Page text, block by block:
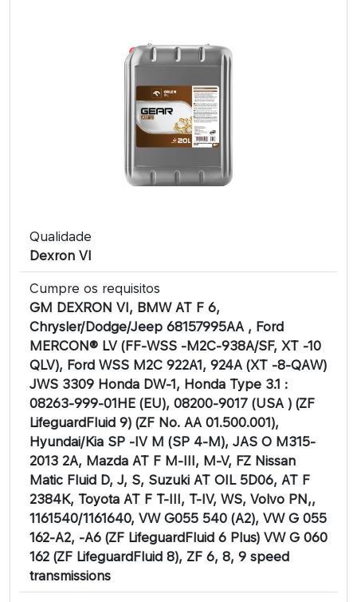
Qualidade
Dexron VI
Cumpre os requisitos
GM DEXRON VI, BMW AT F 6,
Chrysler/Dodge/Jeep 68157995AA , Ford
MERCON® LV (FF-WSS -M2C-938A/SF, XT -10
QLV), Ford WSS M2C 922A1, 924A (XT -8-QAW)
JWS 3309 Honda DW-1, Honda Type 3.1 :
08263-999-01HE (EU), 08200-9017 (USA ) (ZF
LifeguardFluid 9) (ZF No. AA 01.500.001),
Hyundai/Kia SP -IV M (SP 4-M), JAS O M315-
2013 2A, Mazda AT F M-III, M-V, FZ Nissan
Matic Fluid D, J, S, Suzuki AT OIL 5D06, AT F
2384K, Toyota AT F T-III, T-IV, WS, Volvo PN,,
1161540/1161640, VW G055 540 (A2), VW G 055
162-A2, -A6 (ZF LifeguardFluid 6 Plus) VW G 060
162 (ZF LifeguardFluid 8), ZF 6, 8, 9 speed
transmissions